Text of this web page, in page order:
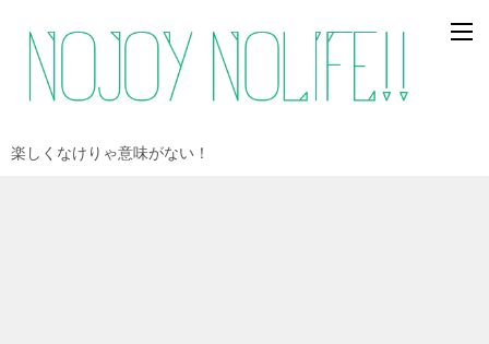
楽しくなけりゃ意味がない！